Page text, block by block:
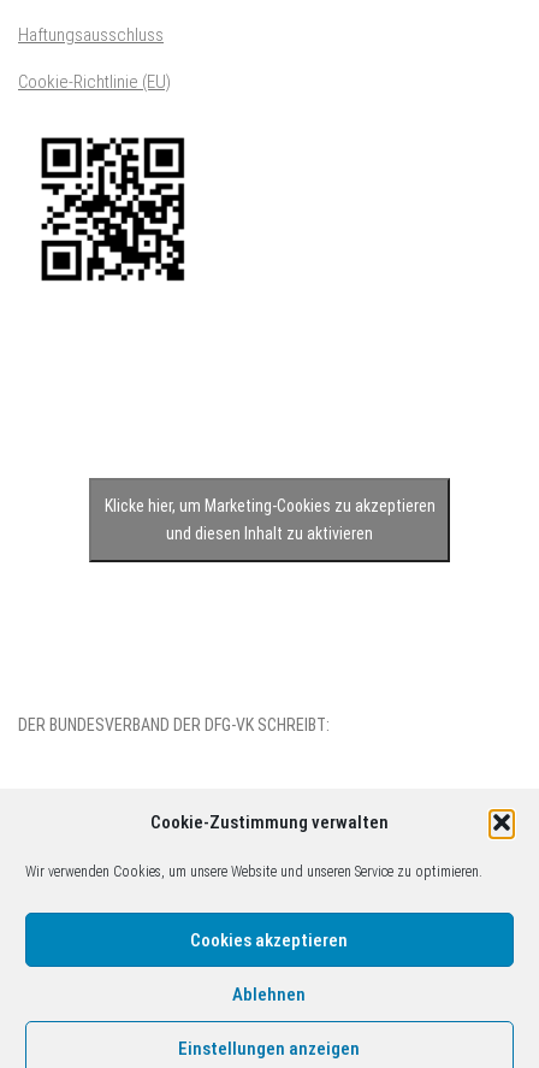
Cookie-Zustimmung verwalten
Wir verwenden Cookies, um unsere Website und unseren Service zu optimieren.
Cookies akzeptieren
Ablehnen
Einstellungen anzeigen
Haftungsausschluss
Cookie-Richtlinie (EU)
Klicke hier, um Marketing-Cookies zu akzeptieren
und diesen Inhalt zu aktivieren
DER BUNDESVERBAND DER DFG-VK SCHREIBT:
Tophoven c/o Friedensbildungswerk Köln, Obenmarspforten 7-11,
50667 Köln, kontakt@friedenkoeln.de. Bitte Haftungsausschluss
beachten!